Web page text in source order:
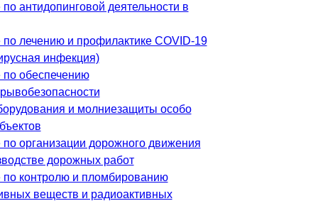
антидопинговой деятельности в
лечению и профилактике COVID-19
инфекция)
обеспечению
и молниезащиты особо
организации дорожного движения
дорожных работ
по контролю и пломбированию
веществ и радиоактивных